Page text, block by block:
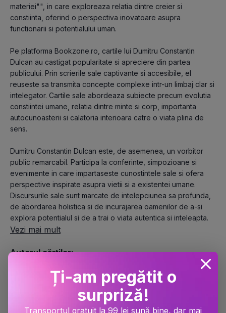
materiei"", in care exploreaza relatia dintre creier si
constiinta, oferind o perspectiva inovatoare asupra
functionarii si potentialului uman.
Pe platforma Bookzone.ro, cartile lui Dumitru Constantin
Dulcan au castigat popularitate si apreciere din partea
publicului. Prin scrierile sale captivante si accesibile, el
reuseste sa transmita concepte complexe intr-un limbaj clar si
intelegator. Cartile sale abordeaza subiecte precum evolutia
constiintei umane, relatia dintre minte si corp, importanta
autocunoasterii si calatoria interioara catre o viata plina de
sens.
Dumitru Constantin Dulcan este, de asemenea, un vorbitor
public remarcabil. Participa la conferinte, simpozioane si
evenimente in care impartaseste cunostintele sale si ofera
perspective inspirate asupra vietii si a existentei umane.
Discursurile sale sunt marcate de intelepciunea sa profunda,
de abordarea holistica si de incurajarea oamenilor de a-si
explora potentialul si de a trai o viata autentica si inteleapta.
Vezi mai mult
Autorul cărților:
Mintea de dincolo.
Sinteza şi semnificatia experientelor mortii clinice,
The Intelligence of Matter,Calea intelepciunii
cautarea sensului pierdut (Vol. 1 + 2),Sa oprim timpul!
Pledoarie pentru tinerete, Un promotor al noii spiritualitati,
Ți-am pregătit o
surpriză!
Transportul gratuit la 99 lei sună bine, dar mai